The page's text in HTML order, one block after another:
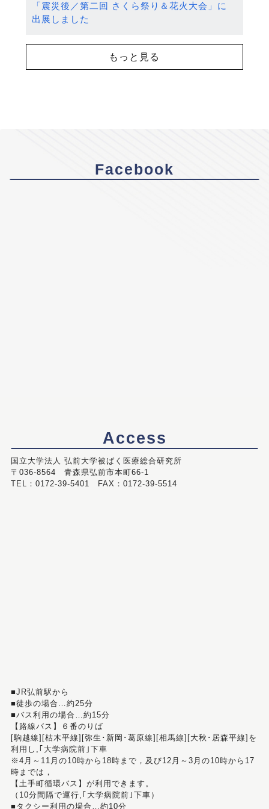
「震災後／第二回 さくら祭り＆花火大会」に
出展しました
もっと見る
Facebook
Access
国立大学法人 弘前大学被ばく医療総合研究所
〒036-8564 青森県弘前市本町66-1
TEL：0172-39-5401 FAX：0172-39-5514
■JR弘前駅から
■徒歩の場合…約25分
■バス利用の場合…約15分
【路線バス】６番のりば
[駒越線][枯木平線][弥生･新岡･葛原線][相馬線][大秋･居森平線]を
利用し,｢大学病院前｣下車
※4月～11月の10時から18時まで，及び12月～3月の10時から17
時までは，
【土手町循環バス】が利用できます。
（10分間隔で運行,｢大学病院前｣下車）
■タクシー利用の場合…約10分